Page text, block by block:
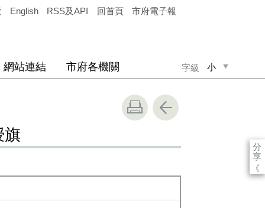
English RSS及API 回首頁 市府電子報
字級 小
網站連結 市府各機關
分
享
《
旗